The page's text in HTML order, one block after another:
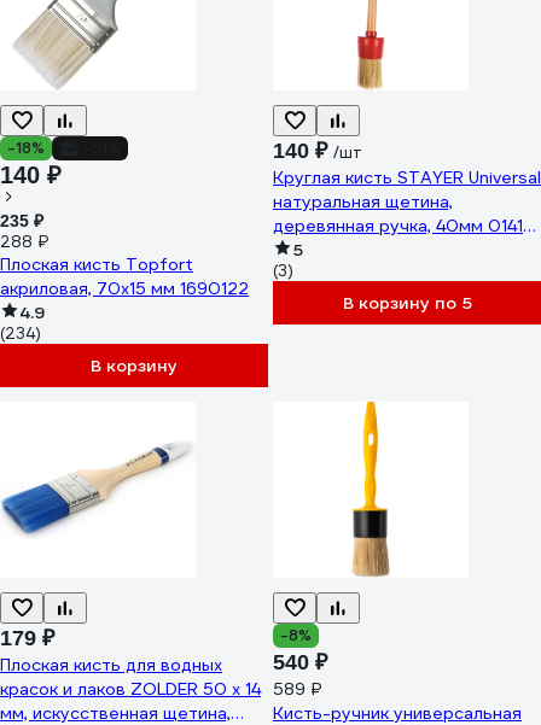
-18%
140 ₽
235 ₽
288 ₽
Плоская кисть Topfort
акриловая, 70x15 мм 1690122
4.9
(234)
В корзину
140 ₽ /шт
Круглая кисть STAYER Universal
натуральная щетина,
деревянная ручка, 40мм 0141-
405
(3)
В корзину по 5
179 ₽
Плоская кисть для водных
красок и лаков ZOLDER 50 х 14
мм, искусственная щетина,
-8%
540 ₽
589 ₽
Кисть-ручник универсальная